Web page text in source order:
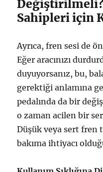
Sahipleri için
Ayrıca, fren sesi de
Eğer aracınızı
duyuyorsanız, bu,
gerektiği anlamına
pedalında da bir
o zaman acilen bir
Düşük veya sert
bakıma ihtiyacı